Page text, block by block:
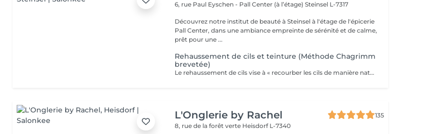
6, rue Paul Eyschen - Pall Center (à l’étage)Steinsel L-7317
Découvrez notre institut de beauté à Steinsel à l'étage de l'épicerie
Pall Center, dans une ambiance empreinte de sérénité et de calme,
prêt pour une ...
Rehaussement de cils et teinture (Méthode Chagrimm
brevetée)
Le rehaussement de cils vise à « recourber les cils de manière naturelle afin de les galber et leur donner un effet mascara ». Et ce, sans même utiliser votre maquillage. Cela permet d'embellir et d'ouvrir le regard tout en lui donnant de la douceur, et ce, pour une durée moyenne de six semaines. Ultra-pratique pour une routine make-up allégée et un regard perçant dès le réveil. Ne remplacera jamais l'effet mascara. SVP pour éviter toute réaction ne pas venir avec des lentilles de contact ou prévoir le nécessaire pour les retirer avant la prestation et attendre minimum 3 mois entre deux rehaussements !
L'Onglerie by Rachel
135
8, rue de la forêt verte Heisdorf L-7340